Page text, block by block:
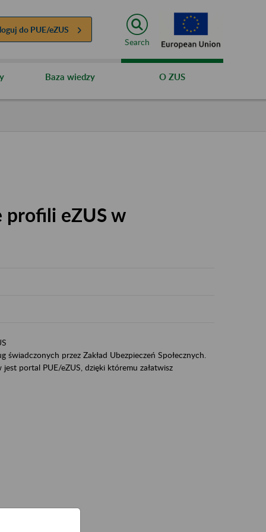
do PUE/eZUS
Search
Baza wiedzy O ZUS
profili eZUS w
przez Zakład Ubezpieczeń Społecznych.
portal PUE/eZUS, dzięki któremu załatwisz